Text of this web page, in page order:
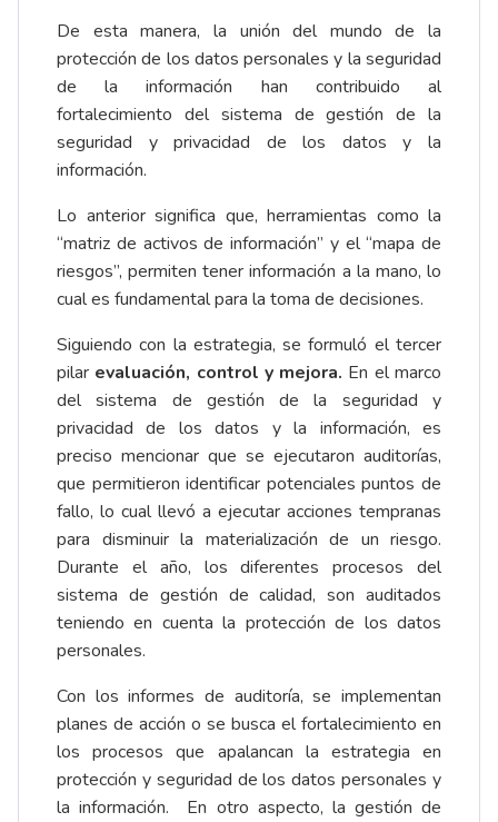
De esta manera, la unión del mundo de la
protección de los datos personales y la seguridad
de la información han contribuido al
fortalecimiento del sistema de gestión de la
seguridad y privacidad de los datos y la
información.
Lo anterior significa que, herramientas como la
“matriz de activos de información” y el “mapa de
riesgos”, permiten tener información a la mano, lo
cual es fundamental para la toma de decisiones.
Siguiendo con la estrategia, se formuló el tercer
pilar evaluación, control y mejora. En el marco
del sistema de gestión de la seguridad y
privacidad de los datos y la información, es
preciso mencionar que se ejecutaron auditorías,
que permitieron identificar potenciales puntos de
fallo, lo cual llevó a ejecutar acciones tempranas
para disminuir la materialización de un riesgo.
Durante el año, los diferentes procesos del
sistema de gestión de calidad, son auditados
teniendo en cuenta la protección de los datos
personales.
Con los informes de auditoría, se implementan
planes de acción o se busca el fortalecimiento en
los procesos que apalancan la estrategia en
protección y seguridad de los datos personales y
la información. En otro aspecto, la gestión de